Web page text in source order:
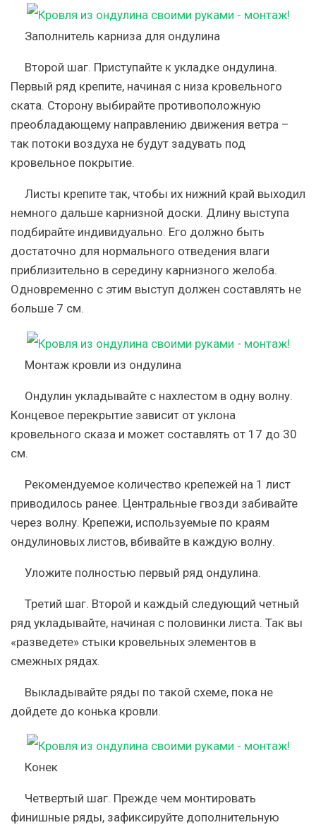
Заполнитель карниза для ондулина
Второй шаг. Приступайте к укладке ондулина.
Первый ряд крепите, начиная с низа кровельного
ската. Сторону выбирайте противоположную
преобладающему направлению движения ветра –
так потоки воздуха не будут задувать под
кровельное покрытие.
Листы крепите так, чтобы их нижний край выходил
немного дальше карнизной доски. Длину выступа
подбирайте индивидуально. Его должно быть
достаточно для нормального отведения влаги
приблизительно в середину карнизного желоба.
Одновременно с этим выступ должен составлять не
больше 7 см.
Монтаж кровли из ондулина
Ондулин укладывайте с нахлестом в одну волну.
Концевое перекрытие зависит от уклона
кровельного сказа и может составлять от 17 до 30
см.
Рекомендуемое количество крепежей на 1 лист
приводилось ранее. Центральные гвозди забивайте
через волну. Крепежи, используемые по краям
ондулиновых листов, вбивайте в каждую волну.
Уложите полностью первый ряд ондулина.
Третий шаг. Второй и каждый следующий четный
ряд укладывайте, начиная с половинки листа. Так вы
«разведете» стыки кровельных элементов в
смежных рядах.
Выкладывайте ряды по такой схеме, пока не
дойдете до конька кровли.
Конек
Четвертый шаг. Прежде чем монтировать
финишные ряды, зафиксируйте дополнительную